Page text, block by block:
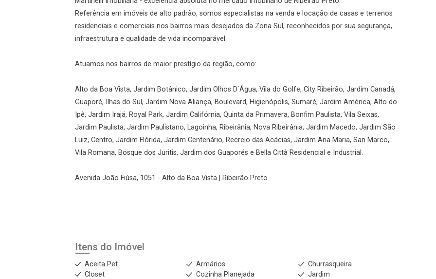
Referência em imóveis de alto padrão, somos especialistas na venda e locação de casas e terrenos
residenciais e comerciais nos bairros mais desejados da Zona Sul, reconhecidos por sua segurança,
infraestrutura e qualidade de vida incomparável.
Atuamos nos bairros de maior prestígio da região, como:
Alto da Boa Vista, Jardim Botânico, Jardim Olhos D`Água, Vila do Golfe, City Ribeirão, Jardim Canadá,
Guaporé, Ilhas do Sul, Jardim Nova Aliança, Boulevard, Higienópolis, Sumaré, Jardim América, Alto do
Ipê, Jardim Irajá, Royal Park, Jardim Califórnia, Quinta da Primavera, Bonfim Paulista, Vila Seixas,
Jardim Paulista, Jardim Paulistano, Lagoinha, Ribeirânia, Nova Ribeirânia, Jardim Macedo, Jardim São
Luiz, Centro, Jardim Flórida, Jardim Centenário, Recreio das Acácias, Jardim Ana Maria, San Marco,
Vila Romana, Bosque dos Juritis, Jardim dos Guaporés e Bella Città Residencial e Industrial.
Avenida João Fiúsa, 1051 - Alto da Boa Vista | Ribeirão Preto
Itens do Imóvel
Aceita Pet Armários
Churrasqueira
Closet
Cozinha Planejada
Jardim